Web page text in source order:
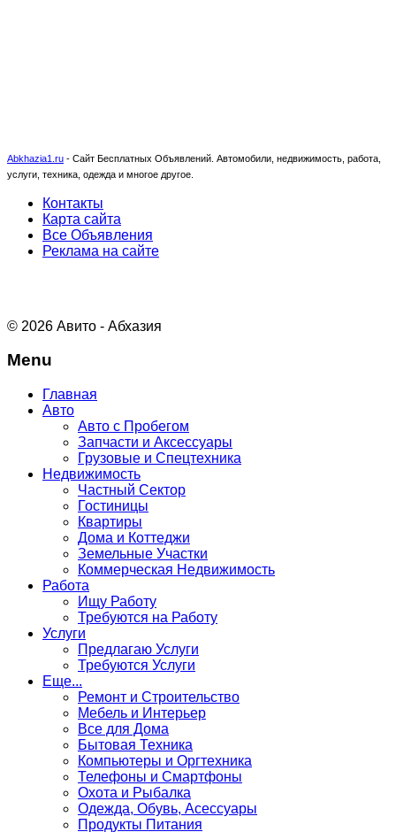
Abkhazia1.ru - Сайт Бесплатных Объявлений. Автомобили, недвижимость, работа,
услуги, техника, одежда и многое другое.
Контакты
Карта сайта
Все Объявления
Реклама на сайте
© 2026 Авито - Абхазия
Menu
Главная
Авто
Авто с Пробегом
Запчасти и Аксессуары
Грузовые и Спецтехника
Недвижимость
Частный Сектор
Гостиницы
Квартиры
Дома и Коттеджи
Земельные Участки
Коммерческая Недвижимость
Работа
Ищу Работу
Требуются на Работу
Услуги
Предлагаю Услуги
Требуются Услуги
Еще...
Ремонт и Строительство
Мебель и Интерьер
Все для Дома
Бытовая Техника
Компьютеры и Оргтехника
Телефоны и Смартфоны
Охота и Рыбалка
Одежда, Обувь, Асессуары
Продукты Питания